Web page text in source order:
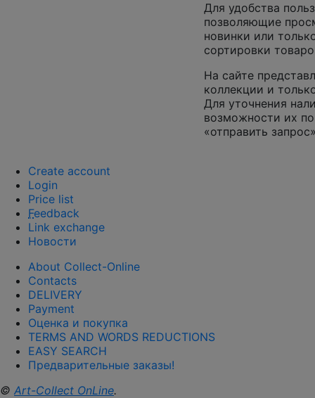
Для удобства
позволяющие
новинки или
сортировки
На сайте
коллекции и
Для уточнения
возможности их
«отправить
Create account
Login
Price list
Feedback
Link exchange
Новости
About Collect-Online
Contacts
DELIVERY
Payment
Оценка и покупка
TERMS AND WORDS REDUCTIONS
EASY SEARCH
Предварительные заказы!
© Art-Collect OnLine.